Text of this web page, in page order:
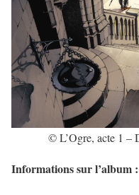
© L’Ogre, acte 1 –
Informations sur l’album :